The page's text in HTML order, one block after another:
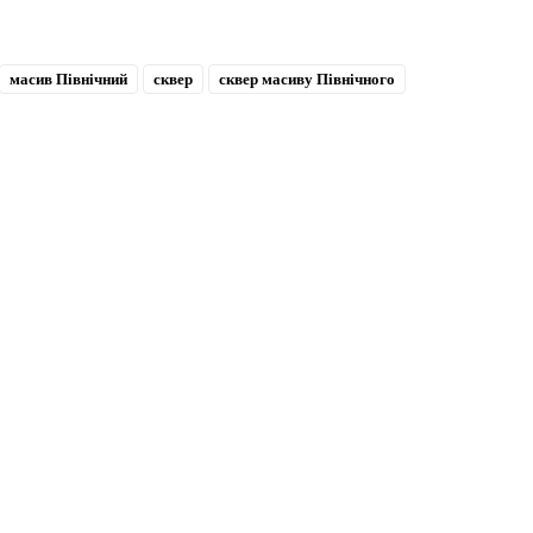
масив Північний сквер сквер масиву Північного